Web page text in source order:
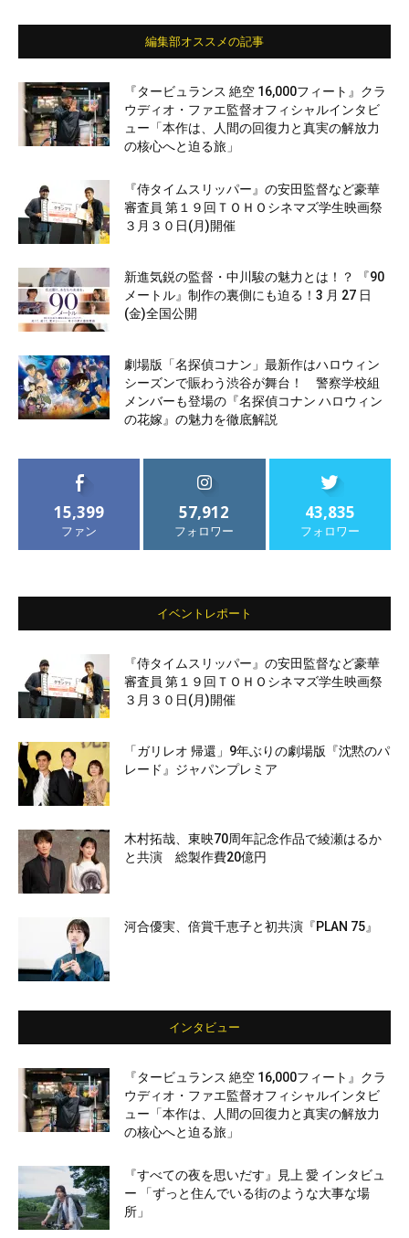
編集部オススメの記事
『タービュランス 絶空 16,000フィート』クラ
ウディオ・ファエ監督オフィシャルインタビ
ュー「本作は、人間の回復力と真実の解放力
の核心へと迫る旅」
『侍タイムスリッパー』の安田監督など豪華
審査員 第１９回ＴＯＨＯシネマズ学生映画祭
３月３０日(月)開催
新進気鋭の監督・中川駿の魅力とは！？ 『90
メートル』制作の裏側にも迫る！3 月 27 日
(金)全国公開
劇場版「名探偵コナン」最新作はハロウィン
シーズンで賑わう渋谷が舞台！ 警察学校組
メンバーも登場の『名探偵コナン ハロウィン
の花嫁』の魅力を徹底解説
15,399
ファン
57,912
フォロワー
43,835
フォロワー
イベントレポート
『侍タイムスリッパー』の安田監督など豪華
審査員 第１９回ＴＯＨＯシネマズ学生映画祭
３月３０日(月)開催
「ガリレオ 帰還」9年ぶりの劇場版『沈黙のパ
レード』ジャパンプレミア
木村拓哉、東映70周年記念作品で綾瀬はるか
と共演 総製作費20億円
河合優実、倍賞千恵子と初共演『PLAN 75』
インタビュー
『タービュランス 絶空 16,000フィート』クラ
ウディオ・ファエ監督オフィシャルインタビ
ュー「本作は、人間の回復力と真実の解放力
の核心へと迫る旅」
『すべての夜を思いだす』見上 愛 インタビュ
ー 「ずっと住んでいる街のような大事な場
所」